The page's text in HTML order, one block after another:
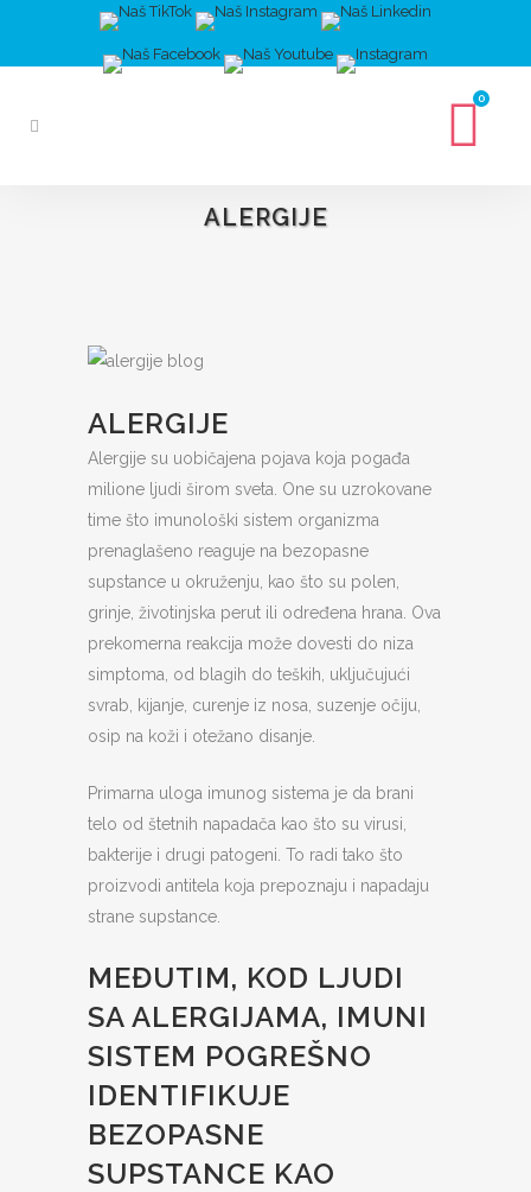
0
ALERGIJE
ALERGIJE
Alergije su uobičajena pojava koja pogađa
milione ljudi širom sveta. One su uzrokovane
time što imunološki sistem organizma
prenaglašeno reaguje na bezopasne
supstance u okruženju, kao što su polen,
grinje, životinjska perut ili određena hrana. Ova
prekomerna reakcija može dovesti do niza
simptoma, od blagih do teških, uključujući
svrab, kijanje, curenje iz nosa, suzenje očiju,
osip na koži i otežano disanje.
Primarna uloga imunog sistema je da brani
telo od štetnih napadača kao što su virusi,
bakterije i drugi patogeni. To radi tako što
proizvodi antitela koja prepoznaju i napadaju
strane supstance.
MEĐUTIM, KOD LJUDI
SA ALERGIJAMA, IMUNI
SISTEM POGREŠNO
IDENTIFIKUJE
BEZOPASNE
SUPSTANCE KAO